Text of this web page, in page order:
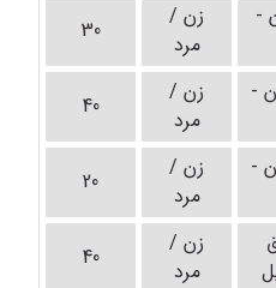
-
زن /
مرد
30
-
زن /
مرد
40
-
زن /
مرد
20
زن /
مرد
40